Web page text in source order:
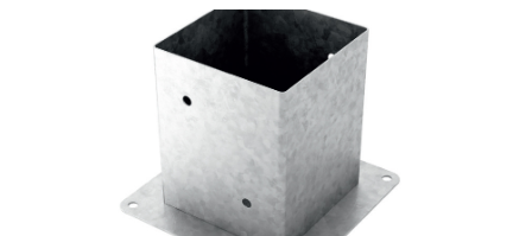
Portapilastro TYP F50
ROTHOBLAAS